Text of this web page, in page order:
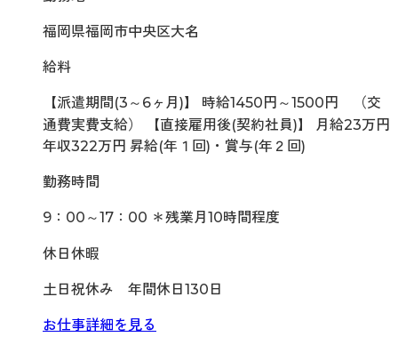
福岡県福岡市中央区大名
給料
【派遣期間(3～6ヶ月)】 時給1450円～1500円 （交
通費実費支給） 【直接雇用後(契約社員)】 月給23万円
年収322万円 昇給(年１回)・賞与(年２回)
勤務時間
9：00～17：00 ＊残業月10時間程度
休日休暇
土日祝休み 年間休日130日
お仕事詳細を見る